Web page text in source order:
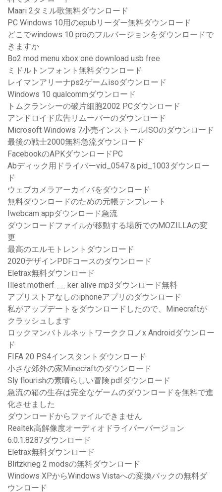
Maari 2タミル歌無料ダウンロード
PC Windows 10用のepubリーダー無料ダウンロード
どこでwindows 10 proのフルバージョンをダウンロードで
きますか
Bo2 mod menu xbox one download usb free
ミドルトンフォント無料ダウンロード
レイマンアリーナps2ゲームisoダウンロード
Windows 10 qualcommダウンロード
トムクランシーの破片細胞2002 PCダウンロード
アンドロイド広告リムーバーのダウンロード
Microsoft Windows 7小売インストールISOのダウンロード
最後の戦士2000無料急流ダウンロード
FacebookのAPKダウンロードPC
Abディック用ドライバーvid_0547＆pid_1003ダウンロー
ド
ウェブカメラアーカイバをダウンロード
無料ダウンロードのための元帳テンプレート
Iwebcam appダウンロード急流
ダウンロードファイルが移動する場所でのMOZILLAの変
更
最高のエルモトレントダウンロード
2020デザインPDFコースのダウンロード
Eletrax無料ダウンロード
Illest motherf __ ker alive mp3ダウンロード無料
アプリストアなしのiphoneアプリのダウンロード
私がアップデートをダウンロードしたので、Minecraftが
クラッシュします
ロックマンバトルネットワーククロノx Androidダウンロー
ド
FIFA 20 PS4インスタントダウンロード
小さな郊外の家Minecraftのダウンロード
Sly flourishの素晴らしい冒険.pdfダウンロード
急流の箱の生存は完全なゲームのダウンロードを無料で進
化させました
ダウンロードからファイルできません
Realtek高解像度オーディオドライバーバージョン
6.0.1.8287ダウンロード
Eletrax無料ダウンロード
Blitzkrieg 2 modsの無料ダウンロード
Windows XPからWindows Vistaへの変換パックの無料ダ
ウンロード